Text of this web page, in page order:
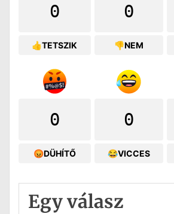
0
👍TETSZIK
0
👎NEM
0
😡DÜHÍTŐ
0
😂VICCES
Egy válasz